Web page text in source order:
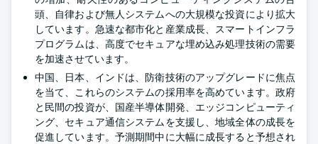
頭、自律および無人システムへの大規模な投資により拡大
しています。急速な都市化と産業成長、スマートインフラ
プログラムは、高度でセキュアな埋め込み処理技術の需要
を加速させています。
中国、日本、インドは、防衛技術のアップグレードに焦点
を当て、これらのシステムの採用率を高めています。政府
と民間の投資が、国産半導体開発、エッジコンピューティ
ング、セキュア通信システムを支援し、地域全体の成長を
促進しています。予測期間中に大幅に成長すると予想され